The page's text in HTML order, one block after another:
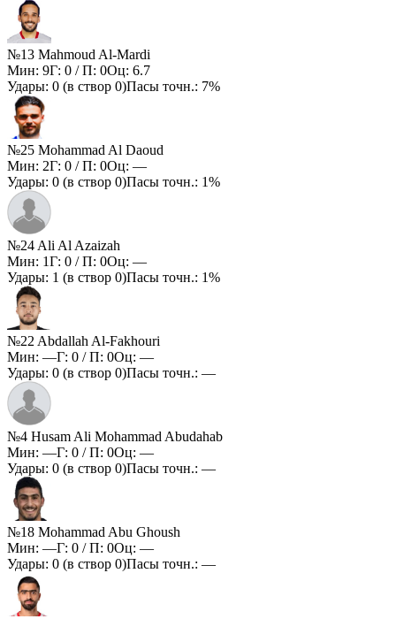
№13 Mahmoud Al-Mardi
Мин: 9Г: 0 / П: 0Оц: 6.7
Удары: 0 (в створ 0)Пасы точн.: 7%
№25 Mohammad Al Daoud
Мин: 2Г: 0 / П: 0Оц: —
Удары: 0 (в створ 0)Пасы точн.: 1%
№24 Ali Al Azaizah
Мин: 1Г: 0 / П: 0Оц: —
Удары: 1 (в створ 0)Пасы точн.: 1%
№22 Abdallah Al-Fakhouri
Мин: —Г: 0 / П: 0Оц: —
Удары: 0 (в створ 0)Пасы точн.: —
№4 Husam Ali Mohammad Abudahab
Мин: —Г: 0 / П: 0Оц: —
Удары: 0 (в створ 0)Пасы точн.: —
№18 Mohammad Abu Ghoush
Мин: —Г: 0 / П: 0Оц: —
Удары: 0 (в створ 0)Пасы точн.: —